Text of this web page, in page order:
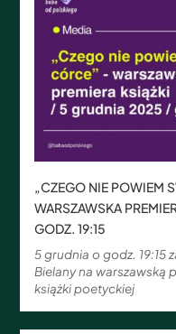
„CZEGO NIE POWIEM
WARSZAWSKA
GODZ. 19:15
5 grudnia o godz. 19:15
Bielany na warszawską
książki poetyckiej